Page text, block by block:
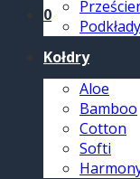
0
Kołdry
Aloe
Bamboo
Cotton
Softi